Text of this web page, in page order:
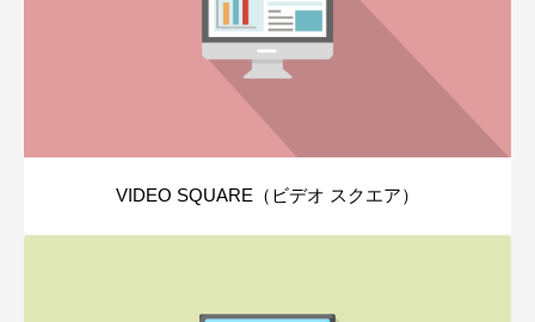
VIDEO SQUARE（ビデオ スクエア）